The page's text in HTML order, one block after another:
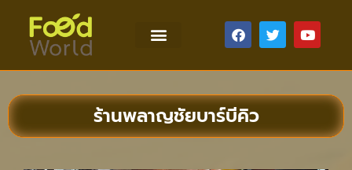
ร้านพลาญชัยบาร์บีคิว